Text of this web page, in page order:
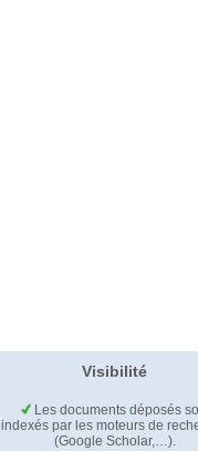
Visibilité
Les documents déposés
indexés par les moteurs de
(Google Scholar,…).